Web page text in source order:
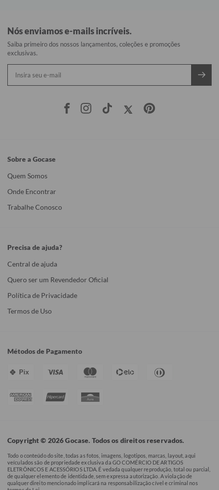
Nós enviamos e-mails incríveis.
Saiba primeiro dos nossos lançamentos, coleções e promoções
exclusivas.
Sobre a Gocase
Quem Somos
Onde Encontrar
Trabalhe Conosco
Precisa de ajuda?
Central de ajuda
Quero ser um Revendedor Oficial
Política de Privacidade
Termos de Uso
Métodos de Pagamento
Pix
Copyright © 2026 Gocase. Todos os direitos reservados.
Todo o conteúdo do site, todas as fotos, imagens, logotipos, marcas, layout, aqui
veículados são de propriedade exclusiva da GO COMÉRCIO DE ARTIGOS
ELETRÔNICOS E ACESSÓRIOS LTDA. É vedada qualquer reprodução, total ou parcial,
de qualquer elemento de identidade, sem expressa autorização. A violação de
qualquer direito mencionado implicará na responsabilização cível e criminal nos